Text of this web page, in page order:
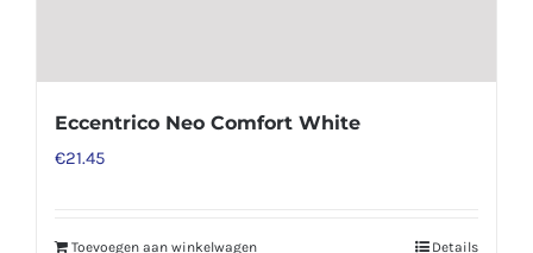
Eccentrico Neo Comfort White
€21.45
Toevoegen aan winkelwagen Details